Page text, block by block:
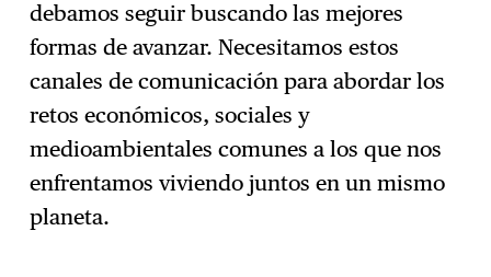
debamos seguir buscando las mejores
formas de avanzar. Necesitamos estos
canales de comunicación para abordar los
retos económicos, sociales y
medioambientales comunes a los que nos
enfrentamos viviendo juntos en un mismo
planeta.